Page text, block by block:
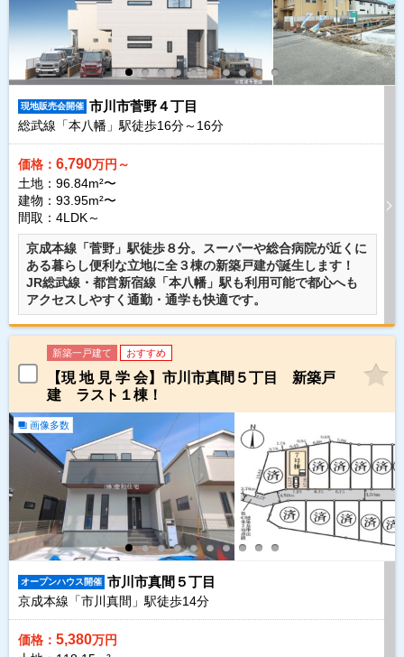
現地販売会開催 市川市菅野４丁目
総武線「本八幡」駅徒歩16分～ 16分
価格： 6,790万円～
土地：96.84m²〜
建物：93.95m²〜
間取：4LDK～
京成本線「菅野」駅徒歩８分。スーパーや総合病院が近くに
ある暮らし便利な立地に全３棟の新築戸建が誕生します！
JR総武線・都営新宿線「本八幡」駅も利用可能で都心へも
アクセスしやすく通勤・通学も快適です。
新築一戸建て おすすめ
【現 地 見 学 会】市川市真間５丁目 新築戸
建 ラスト１棟！
画像多数
オープンハウス開催 市川市真間５丁目
京成本線「市川真間」駅徒歩14分
価格： 5,380万円